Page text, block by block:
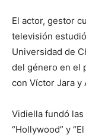
El actor, gestor
televisión
Universidad de
del género en el
con Víctor Jara y
Vidiella fundó las
“Hollywood” y